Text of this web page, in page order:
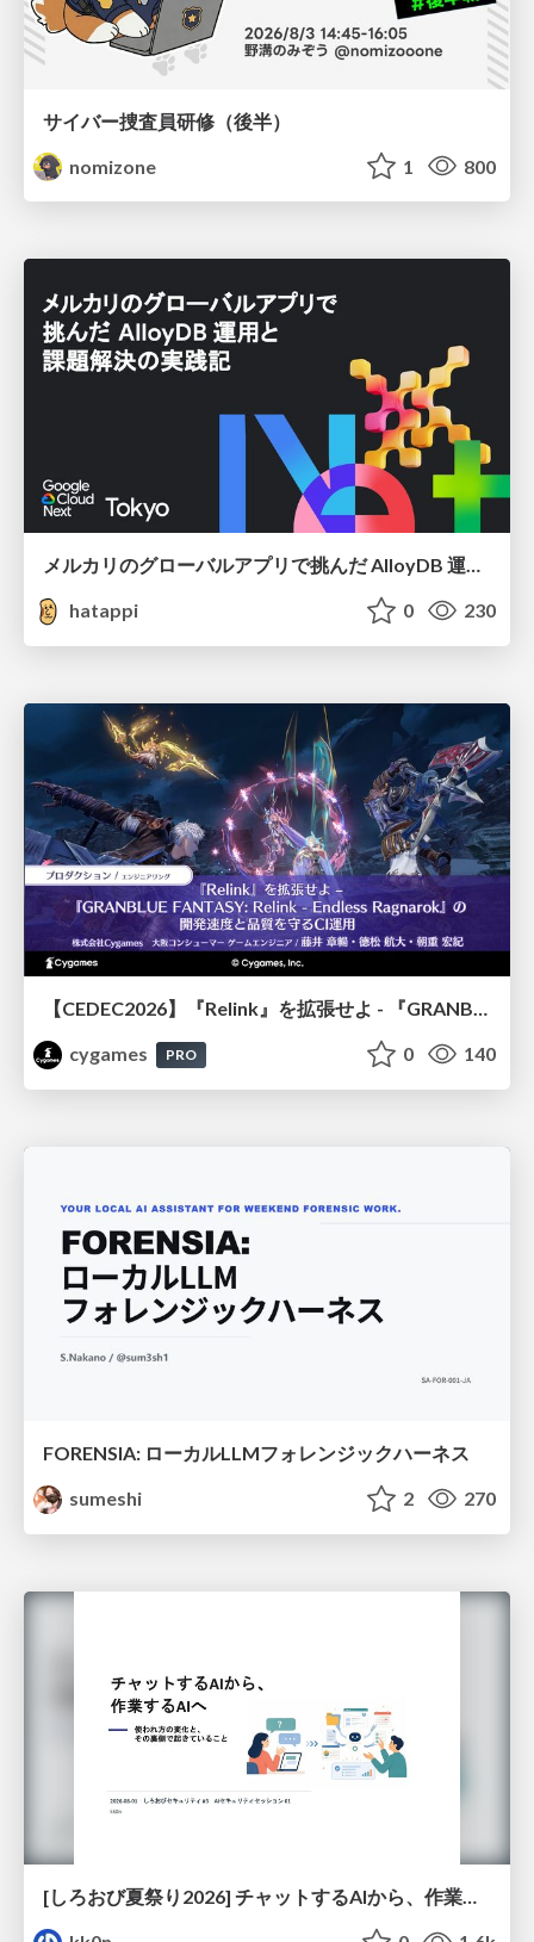
サイバー捜査員研修（後半）
nomizone
1 800
メルカリのグローバルアプリで挑んだ AlloyDB 運用と課題解決の実践記
hatappi
0 230
【CEDEC2026】『Relink』を拡張せよ - 『GRANBLUE FANTASY: Relink - Endless Ragnarok』の開発速度と品質を守るCI運用
cygames
PRO 0 140
FORENSIA: ローカルLLMフォレンジックハーネス
sumeshi
2 270
[しろおび夏祭り2026] チャットするAIから、作業するAIへ - 使われ方の変化と、その裏側で起きていること